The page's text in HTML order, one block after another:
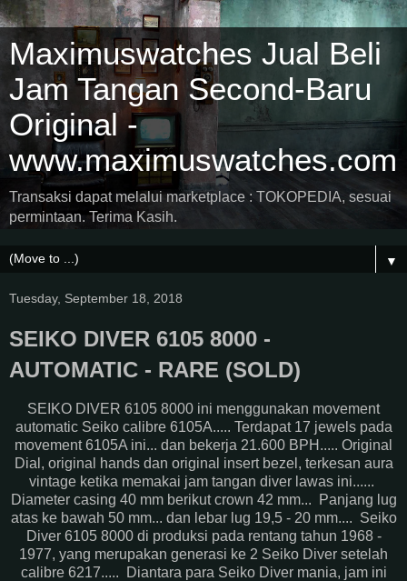
Maximuswatches Jual Beli
Jam Tangan Second-Baru
Original -
www.maximuswatches.com
Transaksi dapat melalui marketplace : TOKOPEDIA, sesuai
permintaan. Terima Kasih.
▼
Tuesday, September 18, 2018
SEIKO DIVER 6105 8000 -
AUTOMATIC - RARE (SOLD)
SEIKO DIVER 6105 8000 ini menggunakan movement
automatic Seiko calibre 6105A..... Terdapat 17 jewels pada
movement 6105A ini... dan bekerja 21.600 BPH..... Original
Dial, original hands dan original insert bezel, terkesan aura
vintage ketika memakai jam tangan diver lawas ini......
Diameter casing 40 mm berikut crown 42 mm... Panjang lug
atas ke bawah 50 mm... dan lebar lug 19,5 - 20 mm.... Seiko
Diver 6105 8000 di produksi pada rentang tahun 1968 -
1977, yang merupakan generasi ke 2 Seiko Diver setelah
calibre 6217..... Diantara para Seiko Diver mania, jam ini